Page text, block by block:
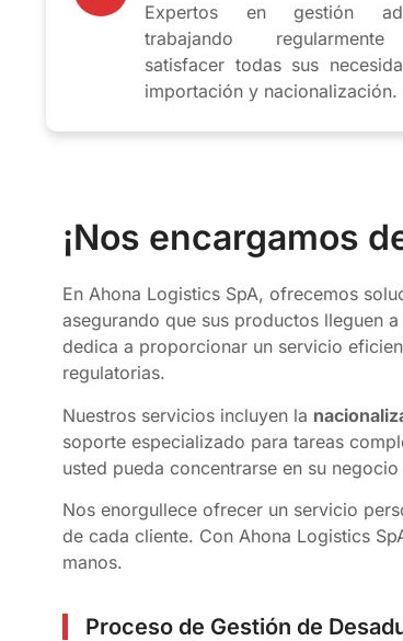
Expertos en gestión
trabajando
satisfacer todas sus
importación y nacionalización.
¡Nos encargamos
En Ahona Logistics SpA, ofrecemos
asegurando que sus productos lleguen
dedica a proporcionar un servicio
regulatorias.
Nuestros servicios incluyen la
soporte especializado para tareas
usted pueda concentrarse en su
Nos enorgullece ofrecer un servicio
de cada cliente. Con Ahona Logistics
manos.
Proceso de Gestión de